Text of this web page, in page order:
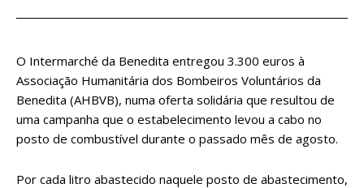
O Intermarché da Benedita entregou 3.300 euros à
Associação Humanitária dos Bombeiros Voluntários da
Benedita (AHBVB), numa oferta solidária que resultou de
uma campanha que o estabelecimento levou a cabo no
posto de combustível durante o passado mês de agosto.
Por cada litro abastecido naquele posto de abastecimento,